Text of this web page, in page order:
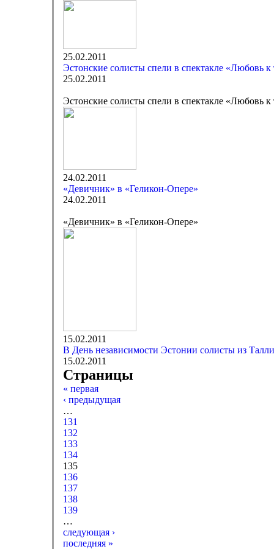
25.02.2011
Эстонские солисты спели в спектакле «Любовь к
25.02.2011
Эстонские солисты спели в спектакле «Любовь к
24.02.2011
«Девичник» в «Геликон-Опере»
24.02.2011
«Девичник» в «Геликон-Опере»
15.02.2011
В День независимости Эстонии солисты из
15.02.2011
Страницы
« первая
‹ предыдущая
…
131
132
133
134
135
136
137
138
139
…
следующая ›
последняя »